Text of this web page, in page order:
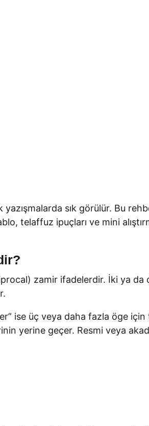
yazışmalarda sık görülür. Bu
telaffuz ipuçları ve mini
zamir ifadelerdir. İki ya da
ise üç veya daha fazla öge
yerine geçer. Resmi veya